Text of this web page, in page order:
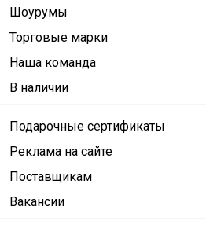
Шоурумы
Торговые марки
Наша команда
В наличии
Подарочные сертификаты
Реклама на сайте
Поставщикам
Вакансии